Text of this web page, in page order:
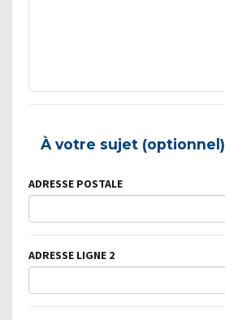
À votre sujet (optionnel)
ADRESSE POSTALE
ADRESSE LIGNE 2